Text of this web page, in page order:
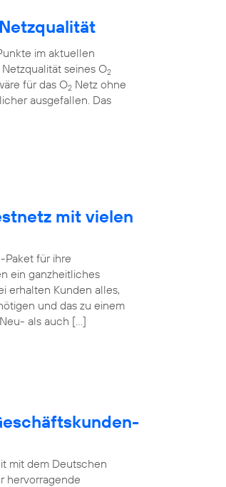
im aktuellen
seines O2
für das O2 Netz ohne
ausgefallen. Das
mit vielen
für ihre
ein ganzheitliches
erhalten Kunden alles,
und das zu einem
als auch […]
mit dem Deutschen
hervorragende